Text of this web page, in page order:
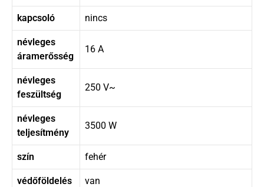
kapcsoló nincs
névleges
áramerősség
16 A
névleges
feszültség
250 V~
névleges
teljesítmény
3500 W
szín fehér
védőföldelés van